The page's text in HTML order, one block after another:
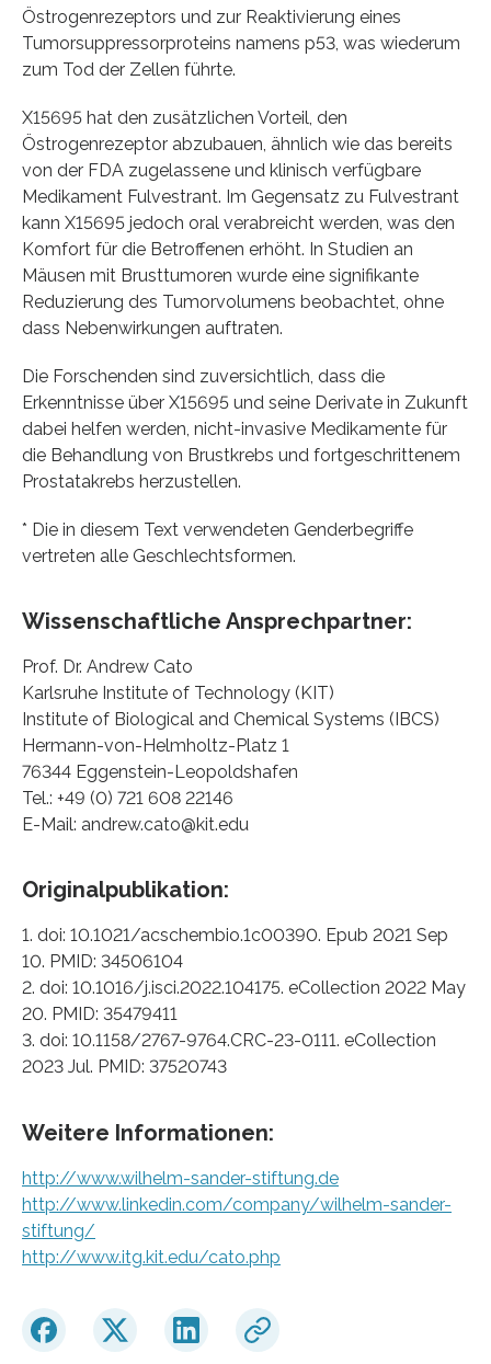
Östrogenrezeptors und zur Reaktivierung eines
Tumorsuppressorproteins namens p53, was wiederum
zum Tod der Zellen führte.
X15695 hat den zusätzlichen Vorteil, den
Östrogenrezeptor abzubauen, ähnlich wie das bereits
von der FDA zugelassene und klinisch verfügbare
Medikament Fulvestrant. Im Gegensatz zu Fulvestrant
kann X15695 jedoch oral verabreicht werden, was den
Komfort für die Betroffenen erhöht. In Studien an
Mäusen mit Brusttumoren wurde eine signifikante
Reduzierung des Tumorvolumens beobachtet, ohne
dass Nebenwirkungen auftraten.
Die Forschenden sind zuversichtlich, dass die
Erkenntnisse über X15695 und seine Derivate in Zukunft
dabei helfen werden, nicht-invasive Medikamente für
die Behandlung von Brustkrebs und fortgeschrittenem
Prostatakrebs herzustellen.
* Die in diesem Text verwendeten Genderbegriffe
vertreten alle Geschlechtsformen.
Wissenschaftliche Ansprechpartner:
Prof. Dr. Andrew Cato
Karlsruhe Institute of Technology (KIT)
Institute of Biological and Chemical Systems (IBCS)
Hermann-von-Helmholtz-Platz 1
76344 Eggenstein-Leopoldshafen
Tel.: +49 (0) 721 608 22146
E-Mail: andrew.cato@kit.edu
Originalpublikation:
1. doi: 10.1021/acschembio.1c00390. Epub 2021 Sep
10. PMID: 34506104
2. doi: 10.1016/j.isci.2022.104175. eCollection 2022 May
20. PMID: 35479411
3. doi: 10.1158/2767-9764.CRC-23-0111. eCollection
2023 Jul. PMID: 37520743
Weitere Informationen:
http://www.wilhelm-sander-stiftung.de
http://www.linkedin.com/company/wilhelm-sander-
stiftung/
http://www.itg.kit.edu/cato.php